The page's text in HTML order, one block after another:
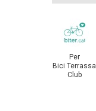
Per
Bici Terrassa
Club